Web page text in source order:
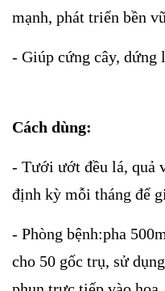
mạnh, phát triển bền
- Giúp cứng cây, dứng
Cách dùng:
- Tưới ướt đều lá, quả
định kỳ mỗi tháng để
- Phòng bệnh:pha
cho 50 gốc trụ, sử